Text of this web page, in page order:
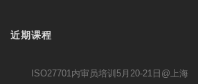
近期课程
ISO27701内审员培训5月20-21日@上海